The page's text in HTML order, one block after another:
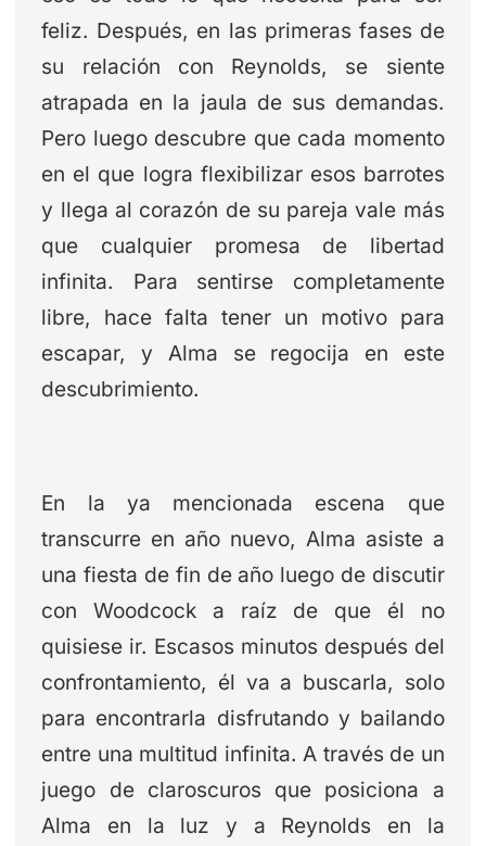
feliz. Después, en las primeras fases de
su relación con Reynolds, se siente
atrapada en la jaula de sus demandas.
Pero luego descubre que cada momento
en el que logra flexibilizar esos barrotes
y llega al corazón de su pareja vale más
que cualquier promesa de libertad
infinita. Para sentirse completamente
libre, hace falta tener un motivo para
escapar, y Alma se regocija en este
descubrimiento.
En la ya mencionada escena que
transcurre en año nuevo, Alma asiste a
una fiesta de fin de año luego de discutir
con Woodcock a raíz de que él no
quisiese ir. Escasos minutos después del
confrontamiento, él va a buscarla, solo
para encontrarla disfrutando y bailando
entre una multitud infinita. A través de un
juego de claroscuros que posiciona a
Alma en la luz y a Reynolds en la